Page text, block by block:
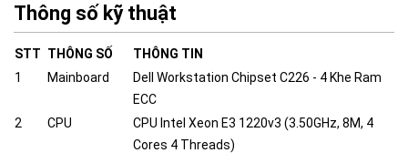
Thông số kỹ thuật
STT THÔNG SỐ
THÔNG TIN
1
Mainboard
Dell Workstation Chipset C226 - 4 Khe Ram
ECC
2
CPU
CPU Intel Xeon E3 1220v3 (3.50GHz, 8M, 4
Cores 4 Threads)